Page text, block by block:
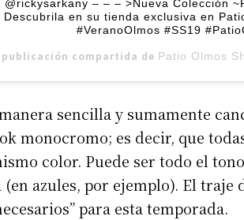
@rickysarkany – – – >Nueva Colección
Descubrila en su tienda exclusiva en
#VeranoOlmos #SS19
publicación compartida de Patio Olmos
sencilla y sumamente
monocromo; es decir, que
color. Puede ser todo el
(en azules, por ejemplo). El traje
para esta temporada.